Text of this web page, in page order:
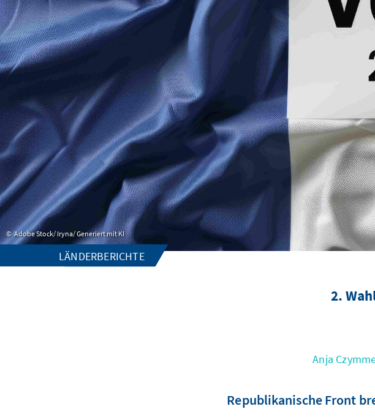
Adobe Stock/ Iryna/ Generiert mit KI
LÄNDERBERICHTE
2.
Anja
Republikanische Front